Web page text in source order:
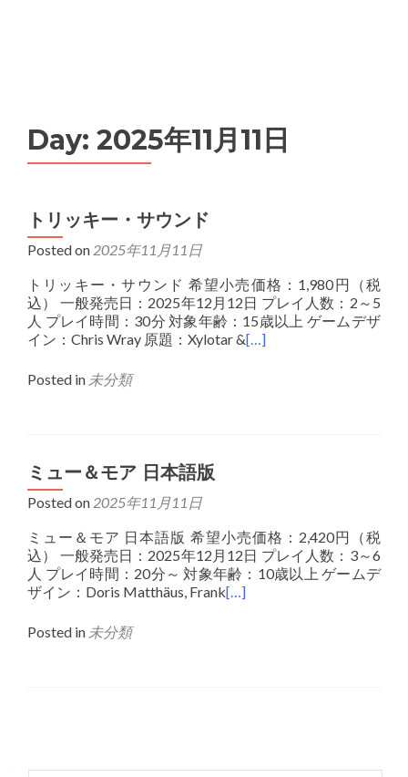
Day: 2025年11月11日
トリッキー・サウンド
Posted on 2025年11月11日
トリッキー・サウンド 希望小売価格：1,980円（税
込） 一般発売日：2025年12月12日 プレイ人数：2～5
人 プレイ時間：30分 対象年齢：15歳以上 ゲームデザ
イン：Chris Wray 原題：Xylotar &[…]
Posted in 未分類
ミュー＆モア 日本語版
Posted on 2025年11月11日
ミュー＆モア 日本語版 希望小売価格：2,420円（税
込） 一般発売日：2025年12月12日 プレイ人数：3～6
人 プレイ時間：20分～ 対象年齢：10歳以上 ゲームデ
ザイン：Doris Matthäus, Frank[…]
Posted in 未分類
navigation